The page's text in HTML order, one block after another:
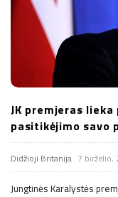
JK premjeras
pasitikėjimo savo
Didžioji Britanija 7 birželio,
Jungtinės Karalystės